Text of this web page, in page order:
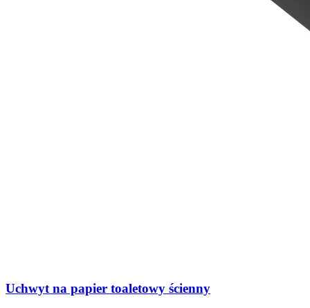
Uchwyt na papier toaletowy ścienny